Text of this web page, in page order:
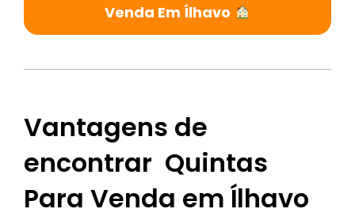
Venda Em Ílhavo
Vantagens de
encontrar Quintas
Para Venda em Ílhavo